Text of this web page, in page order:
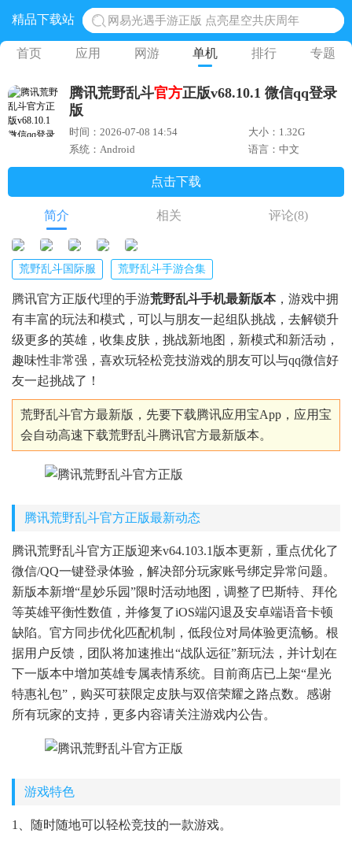
精品下载站
网易光遇手游正版 点亮星空共庆周年
黎明觉醒生机腾讯正版 黎明觉醒生机国际服
蛋仔派对下载 蛋仔派对体验服
奥特曼王者传奇 正版奥特曼游戏
首页 应用 网游 单机 排行 专题
腾讯荒野乱斗官方正版v68.10.1 微信qq登录
版
时间：2026-07-08 14:54
大小：1.32G
系统：Android
语言：中文
点击下载
简介 相关 评论(8)
荒野乱斗国际服 荒野乱斗手游合集
腾讯官方正版代理的手游荒野乱斗手机最新版本，游戏中拥
有丰富的玩法和模式，可以与朋友一起组队挑战，去解锁升
级更多的英雄，收集皮肤，挑战新地图，新模式和新活动，
趣味性非常强，喜欢玩轻松竞技游戏的朋友可以与qq微信好
友一起挑战了！
荒野乱斗官方最新版，先要下载腾讯应用宝App，应用宝
会自动高速下载荒野乱斗腾讯官方最新版本。
腾讯荒野乱斗官方正版最新动态
腾讯荒野乱斗官方正版迎来v64.103.1版本更新，重点优化了
微信/QQ一键登录体验，解决部分玩家账号绑定异常问题。
新版本新增“星妙乐园”限时活动地图，调整了巴斯特、拜伦
等英雄平衡性数值，并修复了iOS端闪退及安卓端语音卡顿
缺陷。官方同步优化匹配机制，低段位对局体验更流畅。根
据用户反馈，团队将加速推出“战队远征”新玩法，并计划在
下一版本中增加英雄专属表情系统。目前商店已上架“星光
特惠礼包”，购买可获限定皮肤与双倍荣耀之路点数。感谢
所有玩家的支持，更多内容请关注游戏内公告。
游戏特色
1、随时随地可以轻松竞技的一款游戏。